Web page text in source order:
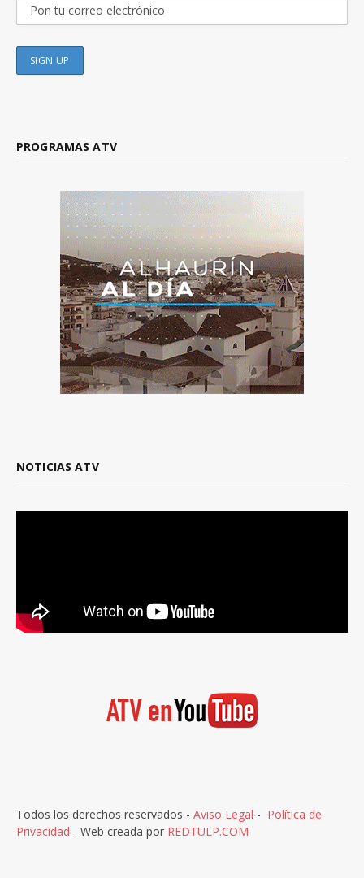
PROGRAMAS ATV
NOTICIAS ATV
Todos los derechos reservados - Aviso Legal - Política de
Privacidad - Web creada por REDTULP.COM